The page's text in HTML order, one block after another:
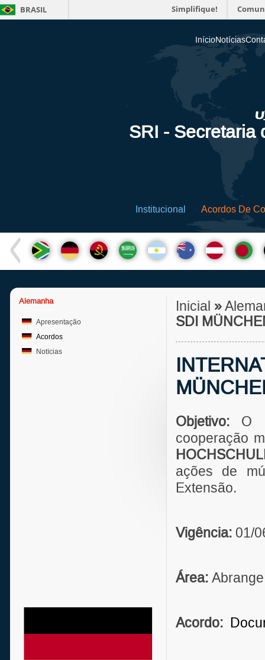
BRASIL Simplifique!
InícioNotícias
SRI - Secretaria
Institucional Acordos De
Alemanha
Apresentação
Acordos
Notícias
Inicial »
SDI
Objetivo: O
cooperação
ações de
Extensão.
Vigência: 01/
Área:
Acordo: